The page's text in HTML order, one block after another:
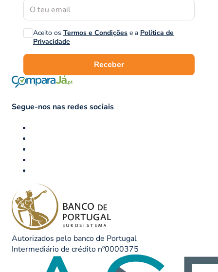
Aceito os Termos e Condições e a Política de
Privacidade
Receber
Segue-nos nas redes sociais
Autorizados pelo banco de Portugal
Intermediário de crédito nº0000375